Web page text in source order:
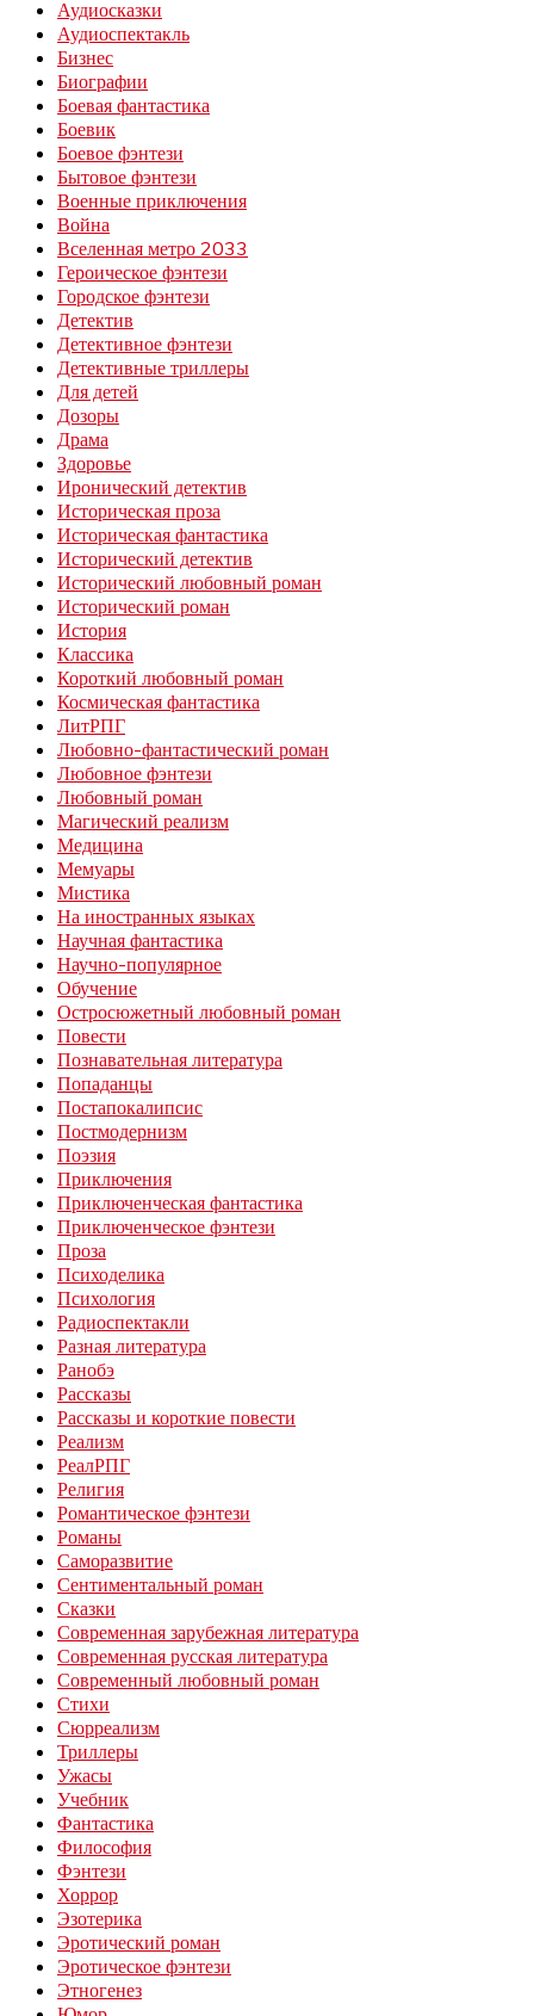
Аудиосказки
Аудиоспектакль
Бизнес
Биографии
Боевая фантастика
Боевик
Боевое фэнтези
Бытовое фэнтези
Военные приключения
Война
Вселенная метро 2033
Героическое фэнтези
Городское фэнтези
Детектив
Детективное фэнтези
Детективные триллеры
Для детей
Дозоры
Драма
Здоровье
Иронический детектив
Историческая проза
Историческая фантастика
Исторический детектив
Исторический любовный роман
Исторический роман
История
Классика
Короткий любовный роман
Космическая фантастика
ЛитРПГ
Любовно-фантастический роман
Любовное фэнтези
Любовный роман
Магический реализм
Медицина
Мемуары
Мистика
На иностранных языках
Научная фантастика
Научно-популярное
Обучение
Остросюжетный любовный роман
Повести
Познавательная литература
Попаданцы
Постапокалипсис
Постмодернизм
Поэзия
Приключения
Приключенческая фантастика
Приключенческое фэнтези
Проза
Психоделика
Психология
Радиоспектакли
Разная литература
Ранобэ
Рассказы
Рассказы и короткие повести
Реализм
РеалРПГ
Религия
Романтическое фэнтези
Романы
Саморазвитие
Сентиментальный роман
Сказки
Современная зарубежная литература
Современная русская литература
Современный любовный роман
Стихи
Сюрреализм
Триллеры
Ужасы
Учебник
Фантастика
Философия
Фэнтези
Хоррор
Эзотерика
Эротический роман
Эротическое фэнтези
Этногенез